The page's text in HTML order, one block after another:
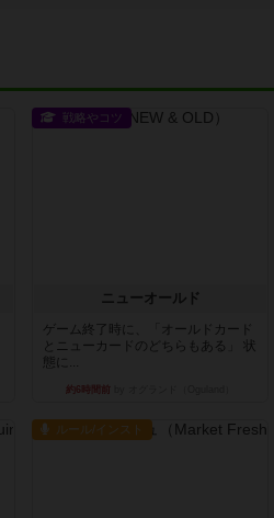
戦略やコツ
ニューオールド
ゲーム終了時に、「オールドカード
とニューカードのどちらもある」 状
態に...
約6時間前
ルール/インスト